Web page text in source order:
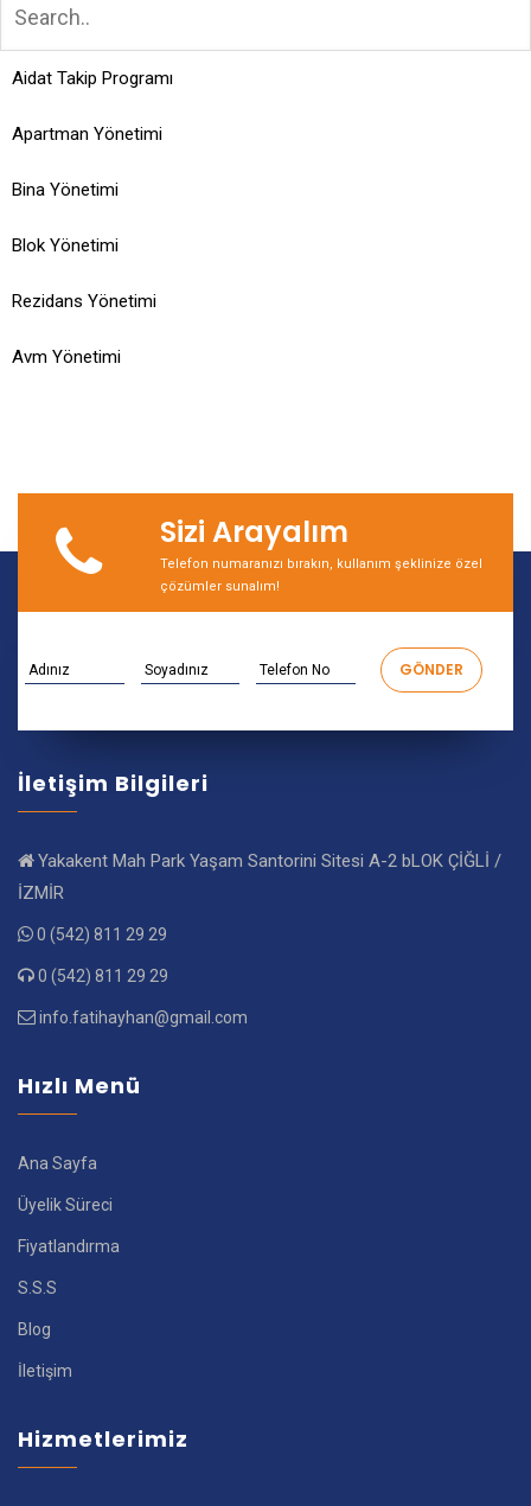
Aidat Takip Programı
Apartman Yönetimi
Bina Yönetimi
Blok Yönetimi
Rezidans Yönetimi
Avm Yönetimi
Sizi Arayalım
Telefon numaranızı bırakın, kullanım şeklinize özel
çözümler sunalım!
İletişim Bilgileri
Yakakent Mah Park Yaşam Santorini Sitesi A-2 bLOK ÇİĞLİ /
İZMİR
0 (542) 811 29 29
0 (542) 811 29 29
info.fatihayhan@gmail.com
Hızlı Menü
Ana Sayfa
Üyelik Süreci
Fiyatlandırma
S.S.S
Blog
İletişim
Hizmetlerimiz